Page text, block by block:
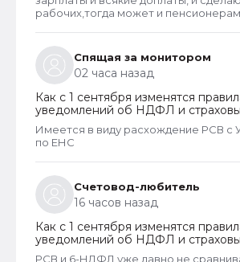
рабочих,тогда может и
Спящая за монитором
02 часа назад
Как с 1 сентября изменятся
уведомлений об НДФЛ и
Имеется в виду расхождение РСВ с
по ЕНС
Счетовод-любитель
16 часов назад
Как с 1 сентября изменятся
уведомлений об НДФЛ и
РСВ и 6-НДФЛ уже давно не